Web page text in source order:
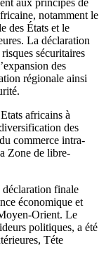
notamment le
des États et le
La déclaration
sécuritaires
des
régionale ainsi
africains à
des
commerce intra-
Zone de libre-
déclaration finale
économique et
Orient. Le
politiques, a été
Téte